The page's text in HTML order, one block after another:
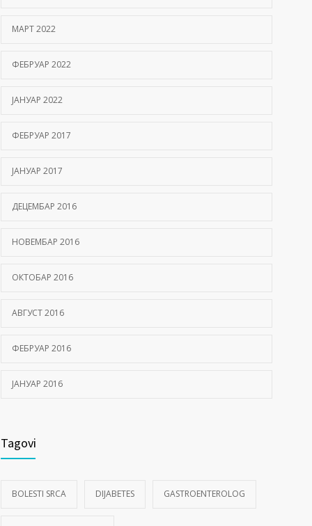
МАРТ 2022
ФЕБРУАР 2022
ЈАНУАР 2022
ФЕБРУАР 2017
ЈАНУАР 2017
ДЕЦЕМБАР 2016
НОВЕМБАР 2016
ОКТОБАР 2016
АВГУСТ 2016
ФЕБРУАР 2016
ЈАНУАР 2016
Tagovi
BOLESTI SRCA DIJABETES GASTROENTEROLOG